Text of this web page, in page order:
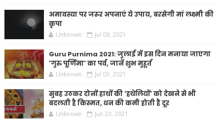
अमावस्या पर जरूर अपनाएं ये उपाय, बरसेगी मां लक्ष्मी की
कृपा
Unknown Jul 09, 2021
Guru Purnima 2021: जुलाई में इस दिन मनाया जाएगा
'गुरु पूर्णिमा' का पर्व, जानें शुभ मुहूर्त
Unknown Jul 03, 2021
सुबह उठकर दोनों हाथों की 'हथेलियों' को देखने से भी
बदलती है किस्मत, धन की कमी होती है दूर
Unknown Jun 23, 2021